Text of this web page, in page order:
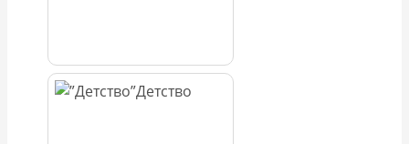
Детство